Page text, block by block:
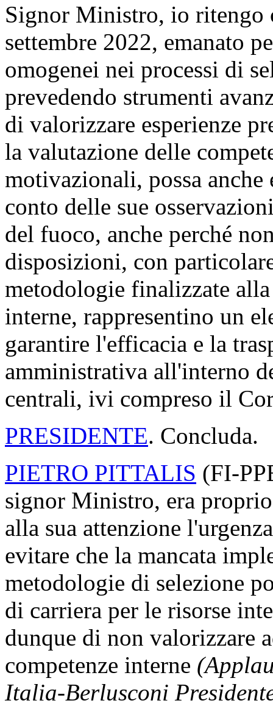
Signor Ministro, io ritengo
settembre 2022, emanato
omogenei nei processi di
prevedendo strumenti
di valorizzare esperienze
la valutazione delle
motivazionali, possa anche
conto delle sue
del fuoco, anche perché
disposizioni, con
metodologie finalizzate
interne, rappresentino un
garantire l'efficacia e la
amministrativa all'interno
centrali, ivi compreso il
PRESIDENTE. Concluda.
PIETRO PITTALIS (FI-
signor Ministro, era
alla sua attenzione
evitare che la mancata
metodologie di selezione
di carriera per le risorse
dunque di non valorizzare
competenze interne
Italia-Berlusconi